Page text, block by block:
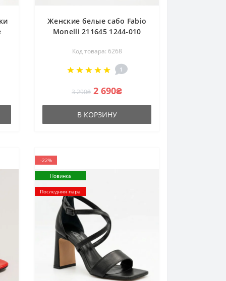
Женские белые сабо Fabio
Monelli 211645 1244-010
широкую ногу из
натуральной кожи на
каблуке
Код товара: 6268
1
3 290₴ 2 690₴
В КОРЗИНУ
-22%
Новинка
Последняя пара